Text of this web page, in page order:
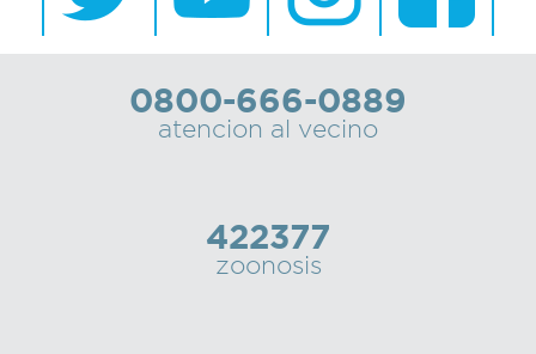
0800-666-0889
atencion al vecino
422377
zoonosis